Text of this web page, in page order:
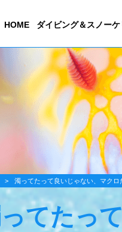
HOME ダイビング＆スノー
> 濁ってたって良いじゃない、マクロ
てたっ